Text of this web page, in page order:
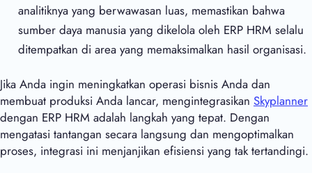
analitiknya yang berwawasan luas, memastikan bahwa
sumber daya manusia yang dikelola oleh ERP HRM selalu
ditempatkan di area yang memaksimalkan hasil organisasi.
Jika Anda ingin meningkatkan operasi bisnis Anda dan
membuat produksi Anda lancar, mengintegrasikan Skyplanner
dengan ERP HRM adalah langkah yang tepat. Dengan
mengatasi tantangan secara langsung dan mengoptimalkan
proses, integrasi ini menjanjikan efisiensi yang tak tertandingi.